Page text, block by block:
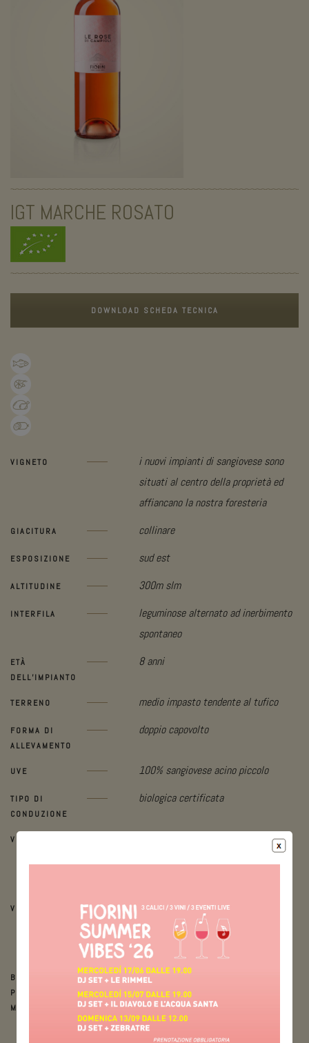
IGT MARCHE ROSATO
DOWNLOAD SCHEDA TECNICA
VIGNETO
i nuovi impianti di sangiovese sono
situati al centro della proprietà ed
affiancano la nostra foresteria
GIACITURA collinare
ESPOSIZIONE sud est
ALTITUDINE 300m slm
INTERFILA
leguminose alternato ad inerbimento
spontaneo
ETÀ
DELL’IMPIANTO
8 anni
TERRENO medio impasto tendente al tufico
FORMA DI
ALLEVAMENTO
doppio capovolto
UVE 100% sangiovese acino piccolo
TIPO DI
CONDUZIONE
biologica certificata
VENDEMMIA
manuale in casse da due quintali e
VINIFICAZIONE
brevissima macerazione carbonica
seguita da fermentazione in assenza
di vinacce a bassa temperatura
BOTTIGLIE
PRODOTTE IN
MEDIA
5.000